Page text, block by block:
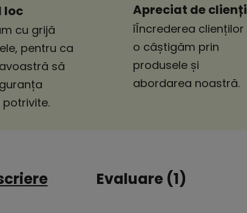
loc
cu grijă
pentru ca
să
potrivite.
Apreciat de clienți
îÎncrederea clienților
o câștigăm prin
produsele și
abordarea noastră.
Evaluare (1)